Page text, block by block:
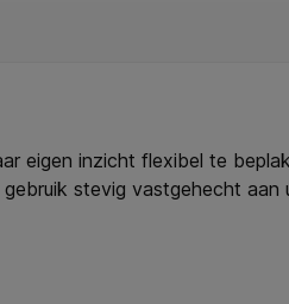
inzicht flexibel te
stevig vastgehecht